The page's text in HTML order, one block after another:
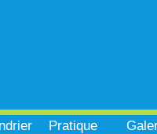
Pratique